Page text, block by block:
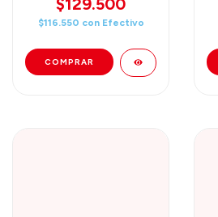
$129.500
$116.550 con Efectivo